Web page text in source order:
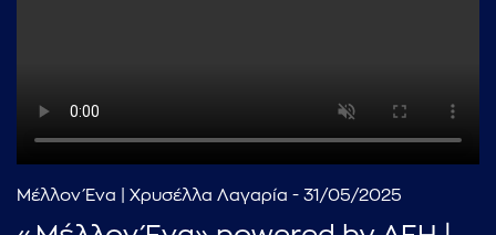
Μέλλον Ένα | Χρυσέλλα Λαγαρία - 31/05/2025